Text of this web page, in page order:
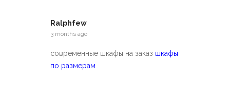
Ralphfew
3 months ago
современные шкафы на заказ шкафы
по размерам